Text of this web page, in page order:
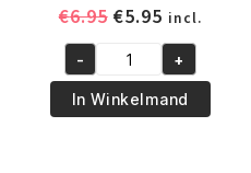
€6.95 Oorspronkelijke
was:
€6.95.
€5.95Huidige
prijs
is:
€5.95.
incl.
African
Pride
Olive
- +
In Winkelmand